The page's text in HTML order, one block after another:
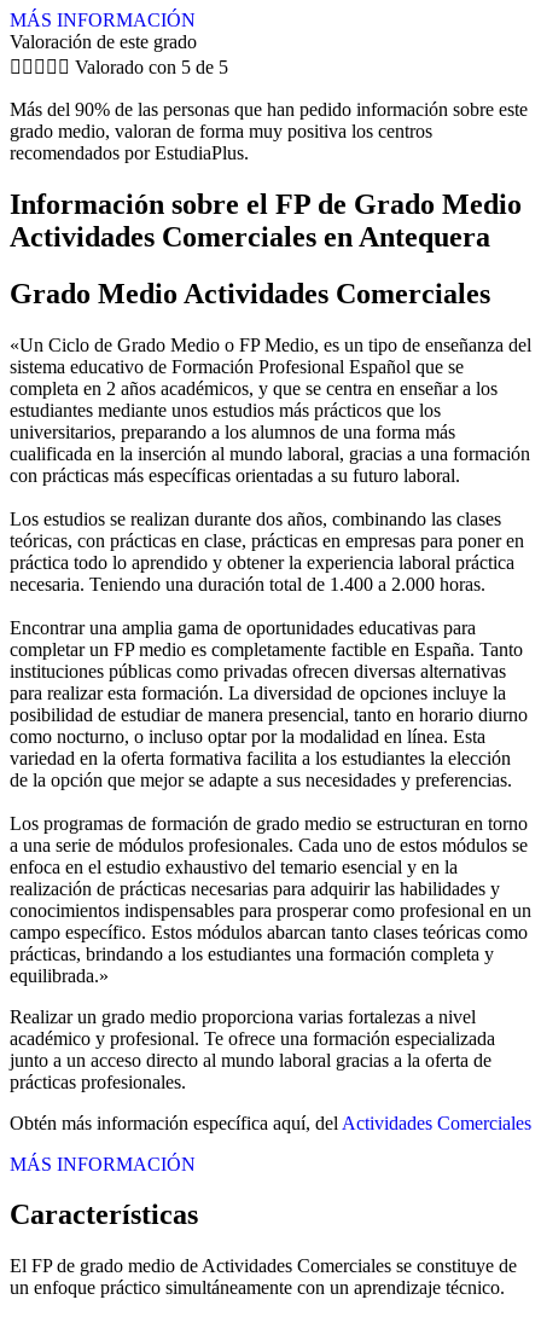
MÁS INFORMACIÓN
Valoración de este grado
     Valorado con 5 de 5
Más del 90% de las personas que han pedido información sobre este
grado medio, valoran de forma muy positiva los centros
recomendados por EstudiaPlus.
Información sobre el FP de Grado Medio
Actividades Comerciales en Antequera
Grado Medio Actividades Comerciales
«Un Ciclo de Grado Medio o FP Medio, es un tipo de enseñanza del
sistema educativo de Formación Profesional Español que se
completa en 2 años académicos, y que se centra en enseñar a los
estudiantes mediante unos estudios más prácticos que los
universitarios, preparando a los alumnos de una forma más
cualificada en la inserción al mundo laboral, gracias a una formación
con prácticas más específicas orientadas a su futuro laboral.
Los estudios se realizan durante dos años, combinando las clases
teóricas, con prácticas en clase, prácticas en empresas para poner en
práctica todo lo aprendido y obtener la experiencia laboral práctica
necesaria. Teniendo una duración total de 1.400 a 2.000 horas.
Encontrar una amplia gama de oportunidades educativas para
completar un FP medio es completamente factible en España. Tanto
instituciones públicas como privadas ofrecen diversas alternativas
para realizar esta formación. La diversidad de opciones incluye la
posibilidad de estudiar de manera presencial, tanto en horario diurno
como nocturno, o incluso optar por la modalidad en línea. Esta
variedad en la oferta formativa facilita a los estudiantes la elección
de la opción que mejor se adapte a sus necesidades y preferencias.
Los programas de formación de grado medio se estructuran en torno
a una serie de módulos profesionales. Cada uno de estos módulos se
enfoca en el estudio exhaustivo del temario esencial y en la
realización de prácticas necesarias para adquirir las habilidades y
conocimientos indispensables para prosperar como profesional en un
campo específico. Estos módulos abarcan tanto clases teóricas como
prácticas, brindando a los estudiantes una formación completa y
equilibrada.»
Realizar un grado medio proporciona varias fortalezas a nivel
académico y profesional. Te ofrece una formación especializada
junto a un acceso directo al mundo laboral gracias a la oferta de
prácticas profesionales.
Obtén más información específica aquí, del Actividades Comerciales
MÁS INFORMACIÓN
Características
El FP de grado medio de Actividades Comerciales se constituye de
un enfoque práctico simultáneamente con un aprendizaje técnico.